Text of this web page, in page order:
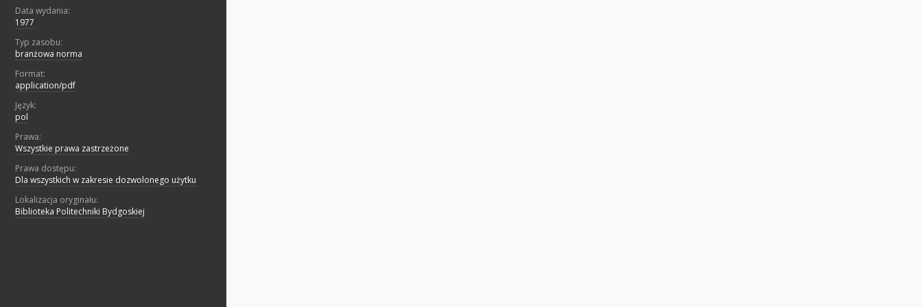
Data wydania:
1977
Typ zasobu:
branżowa norma
Format:
application/pdf
Język:
pol
Prawa:
Wszystkie prawa zastrzeżone
Prawa dostępu:
Dla wszystkich w zakresie dozwolonego użytku
Lokalizacja oryginału:
Biblioteka Politechniki Bydgoskiej